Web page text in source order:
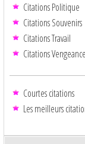
Citations Politique
Citations Souvenirs
Citations Travail
Citations Vengeance
Courtes citations
Les meilleurs